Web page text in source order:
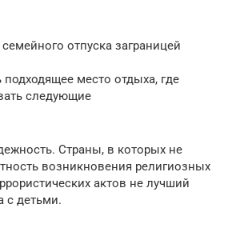
отпуска заграницей
место отдыха, где
следующие
Страны, в которых не
возникновения религиозных
актов не лучший
с детьми.